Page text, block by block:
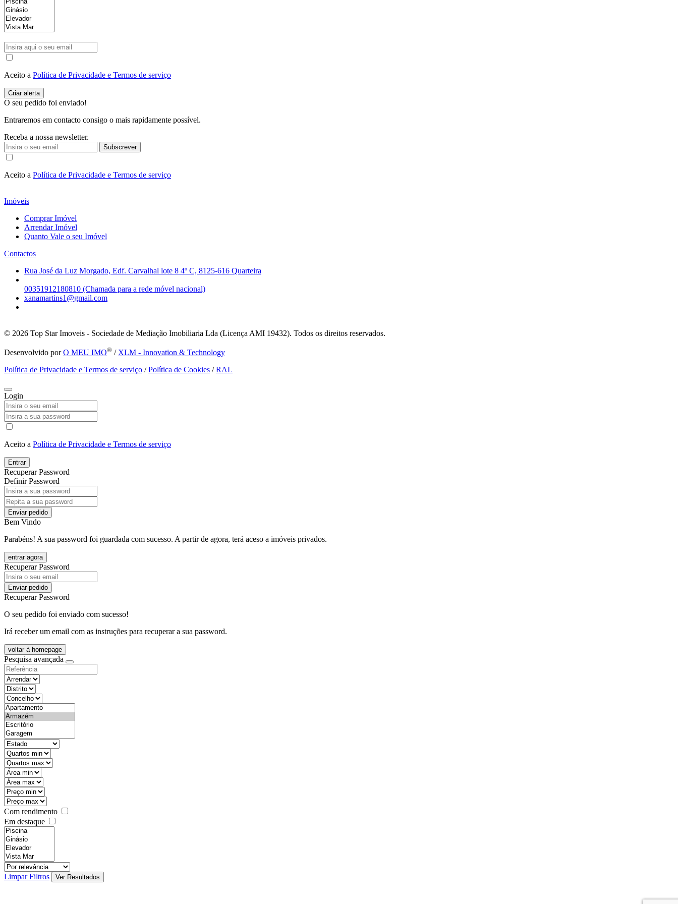
Aceito a Política de Privacidade e Termos de serviço
O seu pedido foi enviado!
Entraremos em contacto consigo o mais rapidamente possível.
Receba a nossa newsletter.
Subscrever
Aceito a Política de Privacidade e Termos de serviço
Imóveis
Comprar Imóvel
Arrendar Imóvel
Quanto Vale o seu Imóvel
Contactos
Rua José da Luz Morgado, Edf. Carvalhal lote 8 4º C, 8125-616 Quarteira
00351912180810 (Chamada para a rede móvel nacional)
xanamartins1@gmail.com
© 2026 Top Star Imoveis - Sociedade de Mediação Imobiliaria Lda (Licença AMI 19432). Todos os direitos reservados.
Desenvolvido porO MEU IMO® / XLM - Innovation & Technology
Política de Privacidade e Termos de serviço /Política de Cookies /RAL
Login
Aceito a Política de Privacidade e Termos de serviço
Entrar
Recuperar Password
Definir Password
Enviar pedido
Bem Vindo
Parabéns! A sua password foi guardada com sucesso. A partir de agora, terá aceso a imóveis privados.
entrar agora
Recuperar Password
Enviar pedido
Recuperar Password
O seu pedido foi enviado com sucesso!
Irá receber um email com as instruções para recuperar a sua password.
voltar à homepage
Pesquisa avançada
objective
districtId
countyId
types
state
mintypo
maxtypo
minarea
maxarea
minprice
maxprice
Com rendimento
Em destaque
features
realestateOrder
Limpar Filtros
Ver Resultados